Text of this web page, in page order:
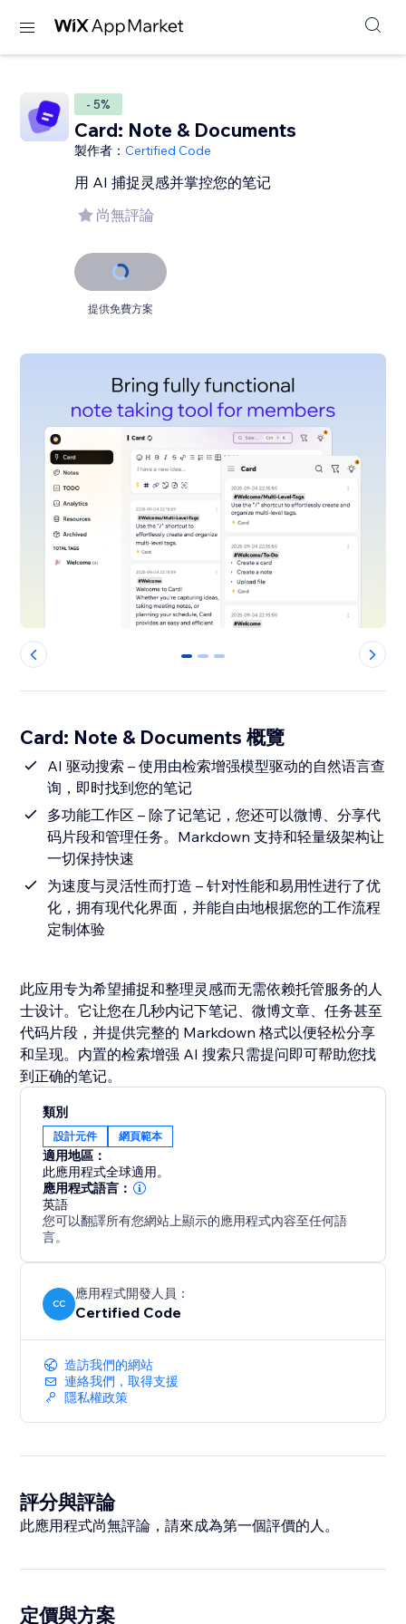
- 5%
Card: Note & Documents
製作者：Certified Code
用 AI 捕捉灵感并掌控您的笔记
尚無評論
提供免費方案
0 1 2
Card: Note & Documents 概覽
AI 驱动搜索 – 使用由检索增强模型驱动的自然语言查
询，即时找到您的笔记
多功能工作区 – 除了记笔记，您还可以微博、分享代
码片段和管理任务。Markdown 支持和轻量级架构让
一切保持快速
为速度与灵活性而打造 – 针对性能和易用性进行了优
化，拥有现代化界面，并能自由地根据您的工作流程
定制体验
此应用专为希望捕捉和整理灵感而无需依赖托管服务的人
士设计。它让您在几秒内记下笔记、微博文章、任务甚至
代码片段，并提供完整的 Markdown 格式以便轻松分享
和呈现。内置的检索增强 AI 搜索只需提问即可帮助您找
到正确的笔记。
類別
設計元件 網頁範本
適用地區：
此應用程式全球適用。
應用程式語言：
英語
您可以翻譯所有您網站上顯示的應用程式內容至任何語
言。
CC
應用程式開發人員：
Certified Code
造訪我們的網站
連絡我們，取得支援
隱私權政策
評分與評論
此應用程式尚無評論，請來成為第一個評價的人。
定價與方案